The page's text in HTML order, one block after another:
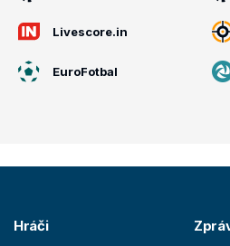
Livescore.in
EuroFotbal
Hráči